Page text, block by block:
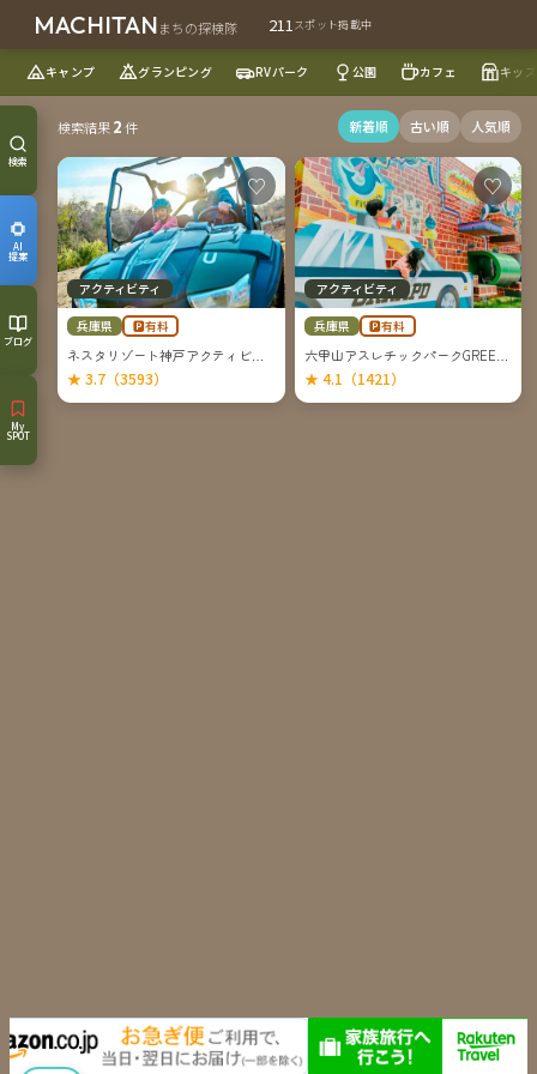
MACHITANまちの探検隊 211スポット掲載中
キャンプ グランピング RVパーク 公園 カフェ キッ
検索
AI
提案
ブログ
My
SPOT
検索結果2件 新着順 古い順 人気順
♡
アクティビティ
兵庫県 🅿有料
ネスタリゾート神戸アクティビティ【三木市】
★ 3.7（3593）
♡
アクティビティ
兵庫県 🅿有料
六甲山アスレチックパークGREENIA【神戸市】
★ 4.1（1421）